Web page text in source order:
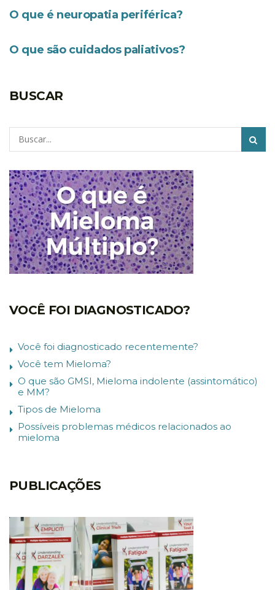
O que é neuropatia periférica?
O que são cuidados paliativos?
BUSCAR
Pesquisar
VOCÊ FOI DIAGNOSTICADO?
Você foi diagnosticado recentemente?
Você tem Mieloma?
O que são GMSI, Mieloma indolente (assintomático)
e MM?
Tipos de Mieloma
Possíveis problemas médicos relacionados ao
mieloma
PUBLICAÇÕES